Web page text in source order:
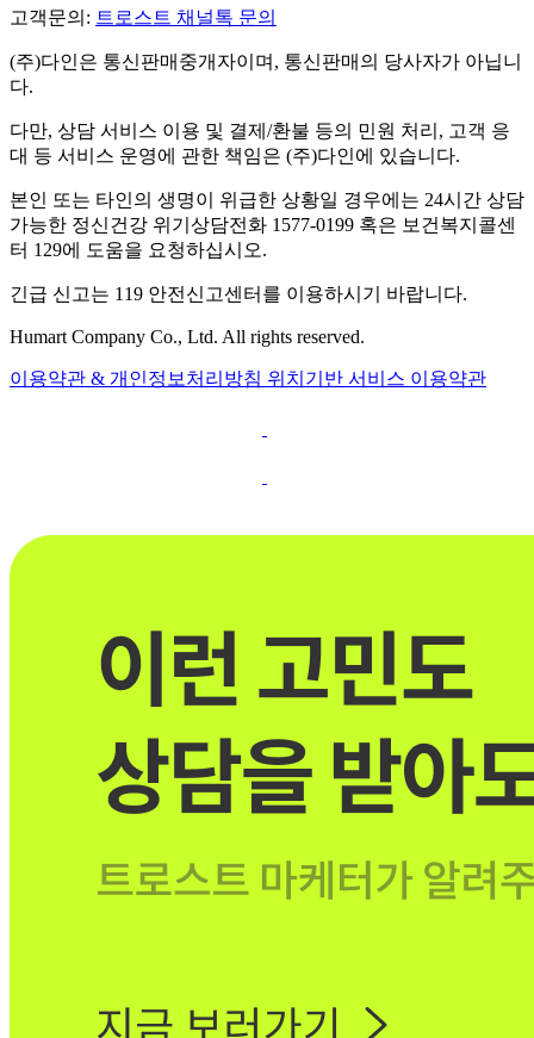
고객문의: 트로스트 채널톡 문의
(주)다인은 통신판매중개자이며, 통신판매의 당사자가 아닙니
다.
다만, 상담 서비스 이용 및 결제/환불 등의 민원 처리, 고객 응
대 등 서비스 운영에 관한 책임은 (주)다인에 있습니다.
본인 또는 타인의 생명이 위급한 상황일 경우에는 24시간 상담
가능한 정신건강 위기상담전화 1577-0199 혹은 보건복지콜센
터 129에 도움을 요청하십시오.
긴급 신고는 119 안전신고센터를 이용하시기 바랍니다.
Humart Company Co., Ltd. All rights reserved.
이용약관 & 개인정보처리방침 위치기반 서비스 이용약관